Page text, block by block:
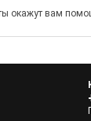
окажут вам